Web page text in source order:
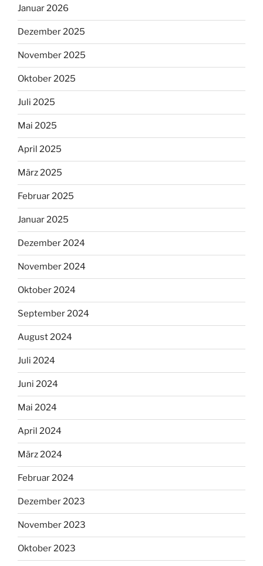
Januar 2026
Dezember 2025
November 2025
Oktober 2025
Juli 2025
Mai 2025
April 2025
März 2025
Februar 2025
Januar 2025
Dezember 2024
November 2024
Oktober 2024
September 2024
August 2024
Juli 2024
Juni 2024
Mai 2024
April 2024
März 2024
Februar 2024
Dezember 2023
November 2023
Oktober 2023